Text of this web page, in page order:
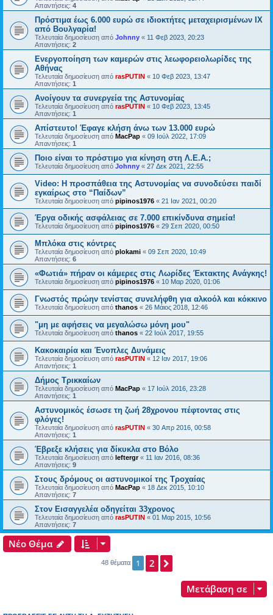
Απαντήσεις: 4
Πρόστιμα έως 6.000 ευρώ σε ιδιοκτήτες μεταχειρισμένων ΙΧ
από Βουλγαρία!
Τελευταία δημοσίευση από Johnny « 11 Φεβ 2023, 20:23
Απαντήσεις: 2
Ενεργοποίηση των καμερών στις λεωφορειολωρίδες της
Αθήνας
Τελευταία δημοσίευση από rasPUTIN « 10 Φεβ 2023, 13:47
Απαντήσεις: 1
Ανοίγουν τα συνεργεία της Αστυνομίας
Τελευταία δημοσίευση από rasPUTIN « 10 Φεβ 2023, 13:45
Απαντήσεις: 1
Απίστευτο! Έφαγε κλήση άνω των 13.000 ευρώ
Τελευταία δημοσίευση από MacPap « 09 Ιούλ 2022, 17:09
Απαντήσεις: 1
Ποιο είναι το πρόστιμο για κίνηση στη Λ.Ε.Α.;
Τελευταία δημοσίευση από Johnny « 27 Δεκ 2021, 22:55
Video: Η προσπάθεια της Αστυνομίας να συνοδεύσει παιδί
εγκαίρως στο “Παίδων”
Τελευταία δημοσίευση από pipinos1976 « 21 Ιαν 2021, 00:20
Έργα οδικής ασφάλειας σε 7.000 επικίνδυνα σημεία!
Τελευταία δημοσίευση από pipinos1976 « 29 Σεπ 2020, 00:50
Μπλόκα στις κόντρες
Τελευταία δημοσίευση από plokami « 09 Σεπ 2020, 10:49
Απαντήσεις: 6
«Φωτιά» πήραν οι κάμερες στις Λωρίδες Έκτακτης Ανάγκης!
Τελευταία δημοσίευση από pipinos1976 « 10 Μαρ 2020, 01:06
Γνωστός πρώην τενίστας συνελήφθη για αλκοόλ και κόκκινο
Τελευταία δημοσίευση από thanos « 26 Μάιος 2018, 12:46
"μη με αφήσεις να μεγαλώσω μόνη μου"
Τελευταία δημοσίευση από thanos « 22 Ιούλ 2017, 19:55
Κακοκαιρία και Ένοπλες Δυνάμεις
Τελευταία δημοσίευση από rasPUTIN « 12 Ιαν 2017, 19:06
Απαντήσεις: 1
Δήμος Τρικκαίων
Τελευταία δημοσίευση από MacPap « 17 Ιούλ 2016, 23:28
Απαντήσεις: 1
Aστυνομικός έσωσε τη ζωή 28χρονου πέφτοντας στις
φλόγες!
Τελευταία δημοσίευση από rasPUTIN « 30 Απρ 2016, 00:58
Απαντήσεις: 1
Έβρεξε κλήσεις για δίκυκλα στο Βόλο
Τελευταία δημοσίευση από leftergr« 11 Ιαν 2016, 08:36
Απαντήσεις: 9
Στους δρόμους οι αστυνομικοί της Τροχαίας
Τελευταία δημοσίευση από MacPap « 18 Δεκ 2015, 10:10
Απαντήσεις: 7
Στον Εισαγγελέα οδηγείται 33χρονος
Τελευταία δημοσίευση από rasPUTIN « 01 Μαρ 2015, 10:56
Απαντήσεις: 7
Νέο Θέμα
48 θέματα 1 2
Μετάβαση σε